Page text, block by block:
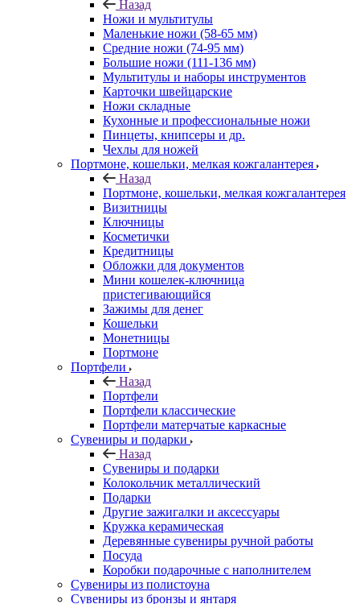
Назад
Ножи и мультитулы
Маленькие ножи (58-65 мм)
Средние ножи (74-95 мм)
Большие ножи (111-136 мм)
Мультитулы и наборы инструментов
Карточки швейцарские
Ножи складные
Кухонные и профессиональные ножи
Пинцеты, книпсеры и др.
Чехлы для ножей
Портмоне, кошельки, мелкая кожгалантерея
Назад
Портмоне, кошельки, мелкая кожгалантерея
Визитницы
Ключницы
Косметички
Кредитницы
Обложки для документов
Мини кошелек-ключница
пристегивающийся
Зажимы для денег
Кошельки
Монетницы
Портмоне
Портфели
Назад
Портфели
Портфели классические
Портфели матерчатые каркасные
Сувениры и подарки
Назад
Сувениры и подарки
Колокольчик металлический
Подарки
Другие зажигалки и аксессуары
Кружка керамическая
Деревянные сувениры ручной работы
Посуда
Коробки подарочные с наполнителем
Сувениры из полистоуна
Сувениры из бронзы и янтаря